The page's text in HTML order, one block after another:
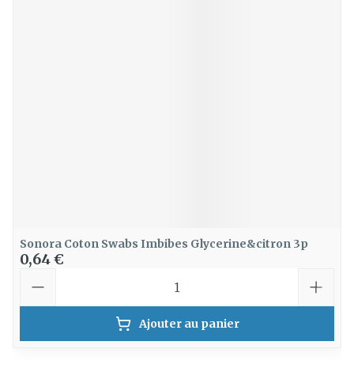
Sonora Coton Swabs Imbibes Glycerine&citron 3p
0,64 €
Ajouter au panier